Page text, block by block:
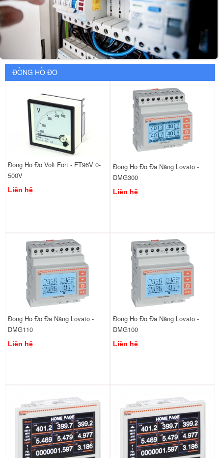
ĐỒNG HỒ ĐO
Đồng Hồ Đo Volt Fort - FT96V 0-
500V
Liên hệ
Đồng Hồ Đo Đa Năng Lovato -
DMG300
Liên hệ
Đồng Hồ Đo Đa Năng Lovato -
DMG110
Liên hệ
Đồng Hồ Đo Đa Năng Lovato -
DMG100
Liên hệ